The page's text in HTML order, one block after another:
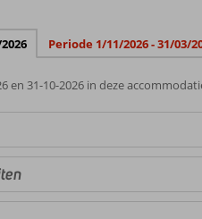
Periode 1/11/2026 - 31/03/
en 31-10-2026 in deze